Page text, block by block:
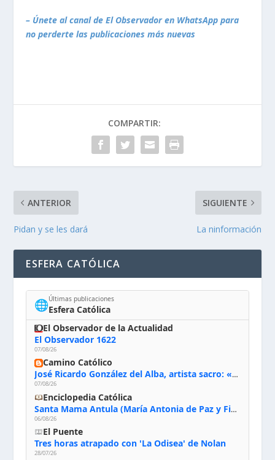
– Únete al canal de El Observador en WhatsApp para
no perderte las publicaciones más nuevas
COMPARTIR:
ANTERIOR
Pidan y se les dará
SIGUIENTE
La ninformación
ESFERA CATÓLICA
🌐Últimas publicaciones
Esfera Católica
El Observador de la Actualidad
El Observador 1622
07/08/26
Camino Católico
José Ricardo González del Alba, artista sacro: «Yo oro, hablo con Dios, le pido al Espíritu Santo su inspiración y siempre pinto rezando el rosario para que sea Él quien actúe a través de mis manos»
07/08/26
Enciclopedia Católica
Santa Mama Antula (María Antonia de Paz y Figueroa)
06/08/26
El Puente
Tres horas atrapado con 'La Odisea' de Nolan
28/07/26